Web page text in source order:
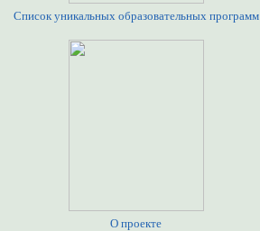
Список уникальных образовательных программ
О проекте